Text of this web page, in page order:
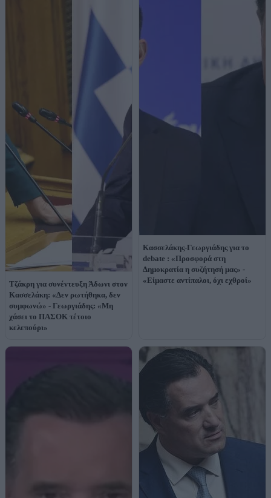
Τζάκρη για συνέντευξη Άδωνι στον
Κασσελάκη: «Δεν ρωτήθηκα, δεν
συμφωνώ» - Γεωργιάδης: «Μη
χάσει το ΠΑΣΟΚ τέτοιο
κελεπούρι»
Κασσελάκης-Γεωργιάδης για το
debate : «Προσφορά στη
Δημοκρατία η συζήτησή μας» -
«Είμαστε αντίπαλοι, όχι εχθροί»